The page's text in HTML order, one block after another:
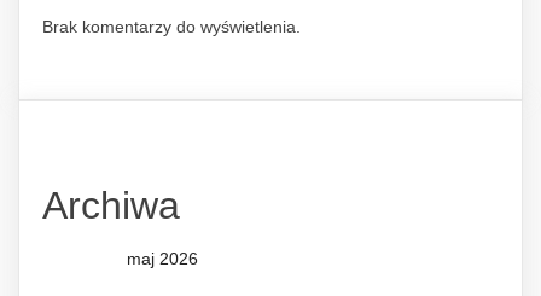
Brak komentarzy do wyświetlenia.
Archiwa
maj 2026